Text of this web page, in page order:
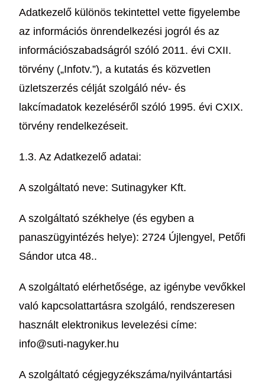
Adatkezelő különös tekintettel vette figyelembe
az információs önrendelkezési jogról és az
információszabadságról szóló 2011. évi CXII.
törvény („Infotv.”), a kutatás és közvetlen
üzletszerzés célját szolgáló név- és
lakcímadatok kezeléséről szóló 1995. évi CXIX.
törvény rendelkezéseit.
1.3. Az Adatkezelő adatai:
A szolgáltató neve: Sutinagyker Kft.
A szolgáltató székhelye (és egyben a
panaszügyintézés helye): 2724 Újlengyel, Petőfi
Sándor utca 48..
A szolgáltató elérhetősége, az igénybe vevőkkel
való kapcsolattartásra szolgáló, rendszeresen
használt elektronikus levelezési címe:
info@suti-nagyker.hu
A szolgáltató cégjegyzékszáma/nyilvántartási